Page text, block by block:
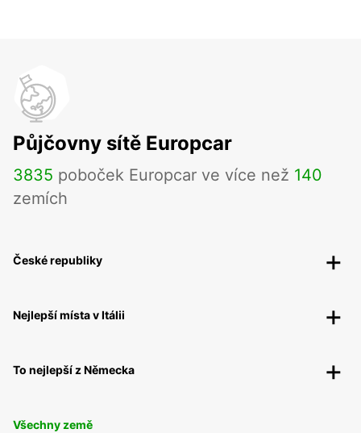
Půjčovny sítě Europcar
3835 poboček Europcar ve více než 140
zemích
České republiky
Nejlepší místa v Itálii
To nejlepší z Německa
Všechny země